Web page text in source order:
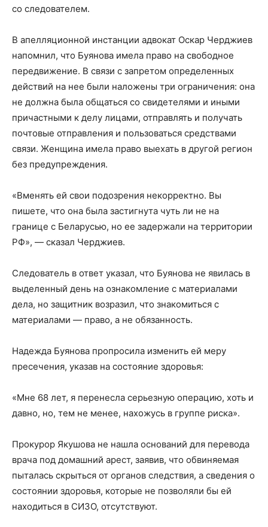
со следователем.
В апелляционной инстанции адвокат Оскар Черджиев
напомнил, что Буянова имела право на свободное
передвижение. В связи с запретом определенных
действий на нее были наложены три ограничения: она
не должна была общаться со свидетелями и иными
причастными к делу лицами, отправлять и получать
почтовые отправления и пользоваться средствами
связи. Женщина имела право выехать в другой регион
без предупреждения.
«Вменять ей свои подозрения некорректно. Вы
пишете, что она была застигнута чуть ли не на
границе с Беларусью, но ее задержали на территории
РФ», — сказал Черджиев.
Следователь в ответ указал, что Буянова не явилась в
выделенный день на ознакомление с материалами
дела, но защитник возразил, что знакомиться с
материалами — право, а не обязанность.
Надежда Буянова пропросила изменить ей меру
пресечения, указав на состояние здоровья:
«Мне 68 лет, я перенесла серьезную операцию, хоть и
давно, но, тем не менее, нахожусь в группе риска».
Прокурор Якушова не нашла оснований для перевода
врача под домашний арест, заявив, что обвиняемая
пыталась скрыться от органов следствия, а сведения о
состоянии здоровья, которые не позволяли бы ей
находиться в СИЗО, отсутствуют.